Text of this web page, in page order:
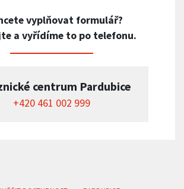
vyplňovat formulář?
a vyřídíme to po telefonu.
centrum Pardubice
+420 461 002 999